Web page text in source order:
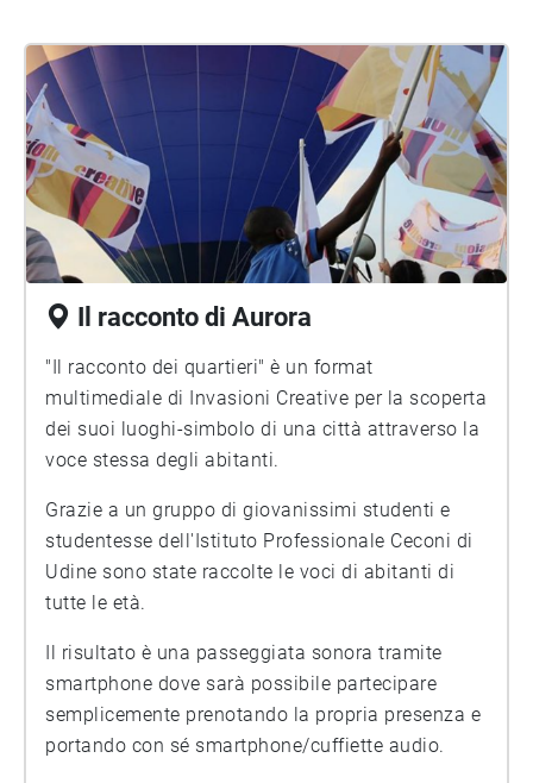
Il racconto di Aurora
"Il racconto dei quartieri" è un format
multimediale di Invasioni Creative per la scoperta
dei suoi luoghi-simbolo di una città attraverso la
voce stessa degli abitanti.
Grazie a un gruppo di giovanissimi studenti e
studentesse dell'Istituto Professionale Ceconi di
Udine sono state raccolte le voci di abitanti di
tutte le età.
Il risultato è una passeggiata sonora tramite
smartphone dove sarà possibile partecipare
semplicemente prenotando la propria presenza e
portando con sé smartphone/cuffiette audio.